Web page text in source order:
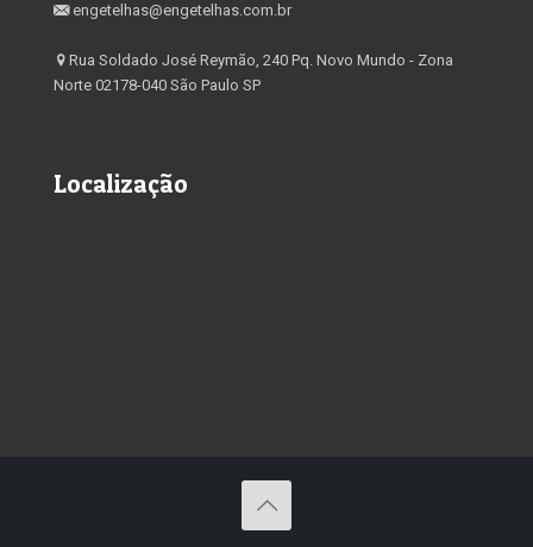
engetelhas@engetelhas.com.br
Rua Soldado José Reymão, 240 Pq. Novo Mundo - Zona
Norte 02178-040 São Paulo SP
Localização